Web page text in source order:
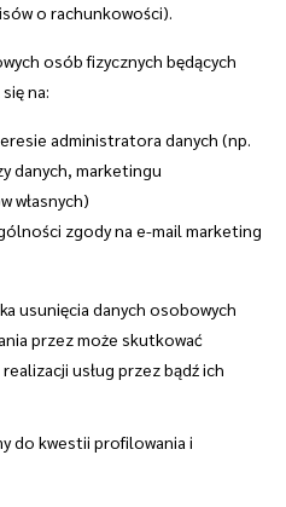
o rachunkowości).
osób fizycznych będących
na:
administratora danych (np.
danych, marketingu
własnych)
zgody na e-mail marketing
usunięcia danych osobowych
przez może skutkować
usług przez bądź ich
do kwestii profilowania i